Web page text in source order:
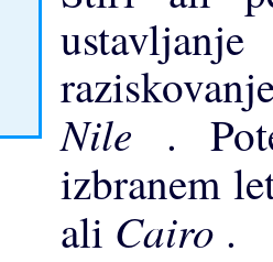
Nile .
izbranem
ali Cairo .